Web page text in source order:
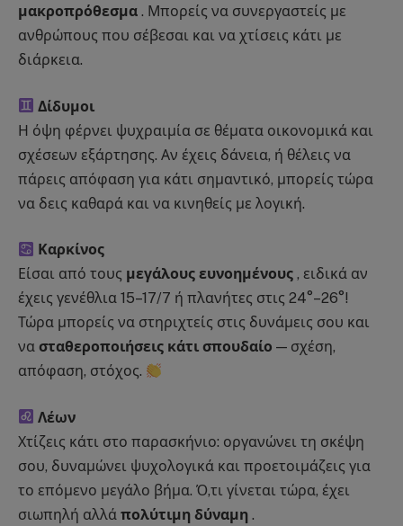
μακροπρόθεσμα . Μπορείς να συνεργαστείς με
ανθρώπους που σέβεσαι και να χτίσεις κάτι με
διάρκεια.
Δίδυμοι
Η όψη φέρνει ψυχραιμία σε θέματα οικονομικά και
σχέσεων εξάρτησης. Αν έχεις δάνεια, ή θέλεις να
πάρεις απόφαση για κάτι σημαντικό, μπορείς τώρα
να δεις καθαρά και να κινηθείς με λογική.
Καρκίνος
Είσαι από τους μεγάλους ευνοημένους , ειδικά αν
έχεις γενέθλια 15–17/7 ή πλανήτες στις 24°–26°!
Τώρα μπορείς να στηριχτείς στις δυνάμεις σου και
να σταθεροποιήσεις κάτι σπουδαίο — σχέση,
απόφαση, στόχος.
Λέων
Χτίζεις κάτι στο παρασκήνιο: οργανώνει τη σκέψη
σου, δυναμώνει ψυχολογικά και προετοιμάζεις για
το επόμενο μεγάλο βήμα. Ό,τι γίνεται τώρα, έχει
σιωπηλή αλλά πολύτιμη δύναμη .